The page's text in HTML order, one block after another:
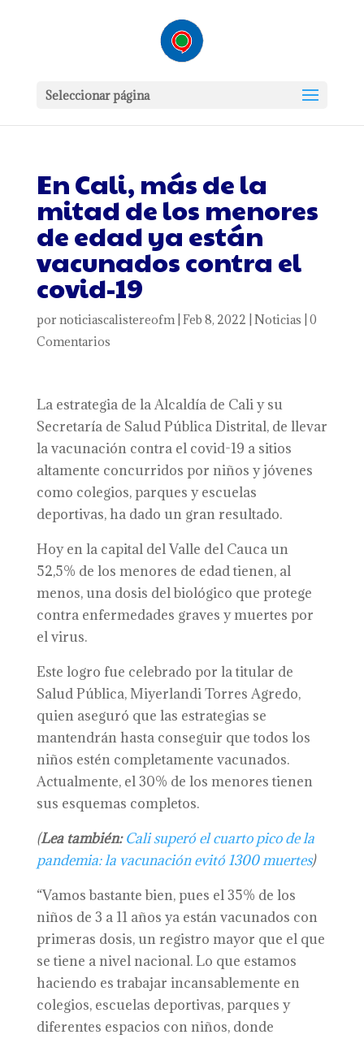
Seleccionar página
En Cali, más de la
mitad de los menores
de edad ya están
vacunados contra el
covid-19
por noticiascalistereofm| Feb 8, 2022 Noticias 0
Comentarios
La estrategia de la Alcaldía de Cali y su
Secretaría de Salud Pública Distrital, de llevar
la vacunación contra el covid-19 a sitios
altamente concurridos por niños y jóvenes
como colegios, parques y escuelas
deportivas, ha dado un gran resultado.
Hoy en la capital del Valle del Cauca un
52,5% de los menores de edad tienen, al
menos, una dosis del biológico que protege
contra enfermedades graves y muertes por
el virus.
Este logro fue celebrado por la titular de
Salud Pública, Miyerlandi Torres Agredo,
quien aseguró que las estrategias se
mantendrán hasta conseguir que todos los
niños estén completamente vacunados.
Actualmente, el 30% de los menores tienen
sus esquemas completos.
(Lea también: Cali superó el cuarto pico de la
pandemia: la vacunación evitó 1300 muertes)
“Vamos bastante bien, pues el 35% de los
niños de 3 a 11 años ya están vacunados con
primeras dosis, un registro mayor que el que
se tiene a nivel nacional. Lo que estamos
haciendo es trabajar incansablemente en
colegios, escuelas deportivas, parques y
diferentes espacios con niños, donde